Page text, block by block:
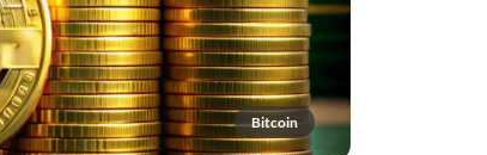
Bitcoin